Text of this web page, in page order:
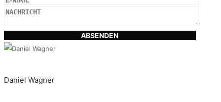
ABSENDEN
Daniel Wagner